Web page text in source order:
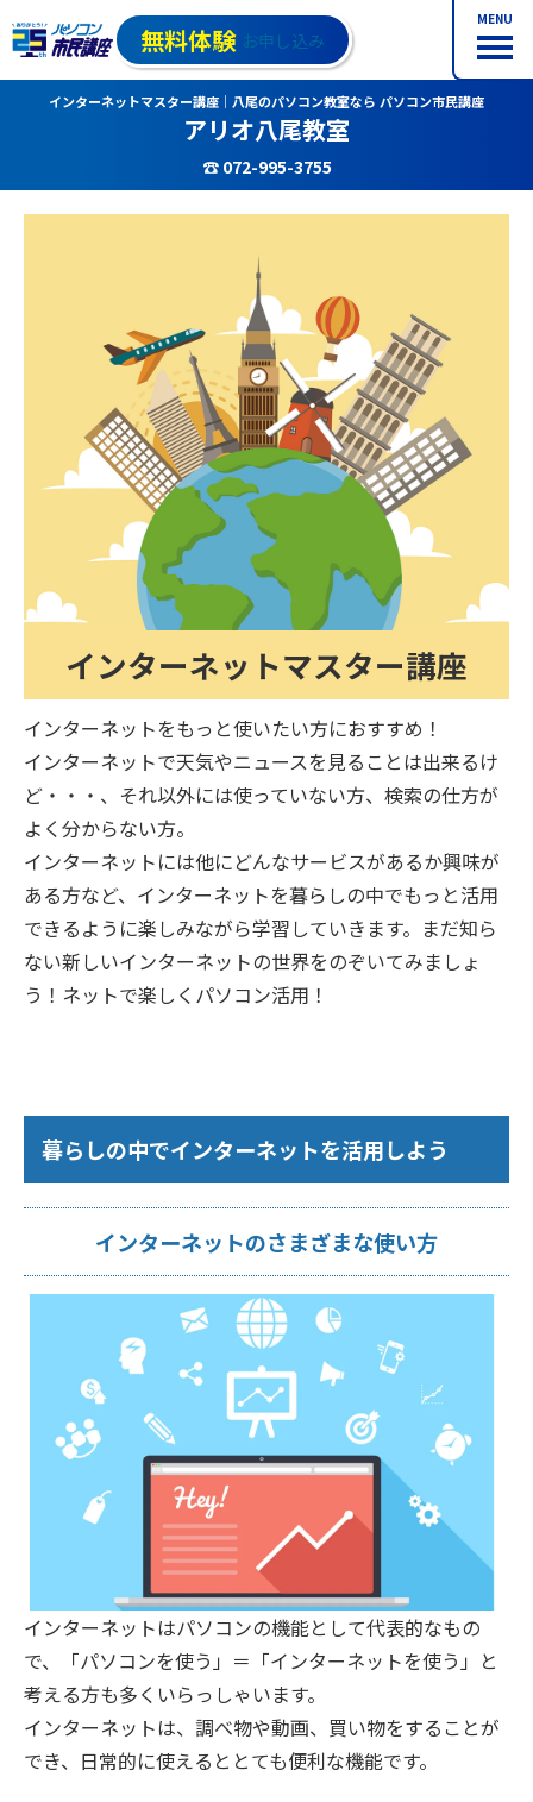
MENU
無料体験 お申し込み
インターネットマスター講座｜八尾のパソコン教室なら パソコン市民講座
アリオ八尾教室
☎ 072-995-3755
インターネットマスター講座
インターネットをもっと使いたい方におすすめ！
インターネットで天気やニュースを見ることは出来るけ
ど・・・、それ以外には使っていない方、検索の仕方が
よく分からない方。
インターネットには他にどんなサービスがあるか興味が
ある方など、インターネットを暮らしの中でもっと活用
できるように楽しみながら学習していきます。まだ知ら
ない新しいインターネットの世界をのぞいてみましょ
う！ネットで楽しくパソコン活用！
暮らしの中でインターネットを活用しよう
インターネットのさまざまな使い方
インターネットはパソコンの機能として代表的なもの
で、「パソコンを使う」＝「インターネットを使う」と
考える方も多くいらっしゃいます。
インターネットは、調べ物や動画、買い物をすることが
でき、日常的に使えるととても便利な機能です。